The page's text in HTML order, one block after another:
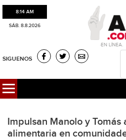
8:14 AM
SÁB. 8.8.2026
·EN
SIGUENOS
Impulsan Manolo y Tomás
alimentaria en